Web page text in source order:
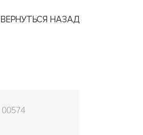
ВЕРНУТЬСЯ НАЗАД
00574